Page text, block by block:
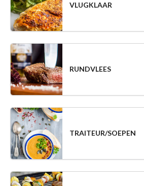
VLUGKLAAR
RUNDVLEES
TRAITEUR/SOEPEN